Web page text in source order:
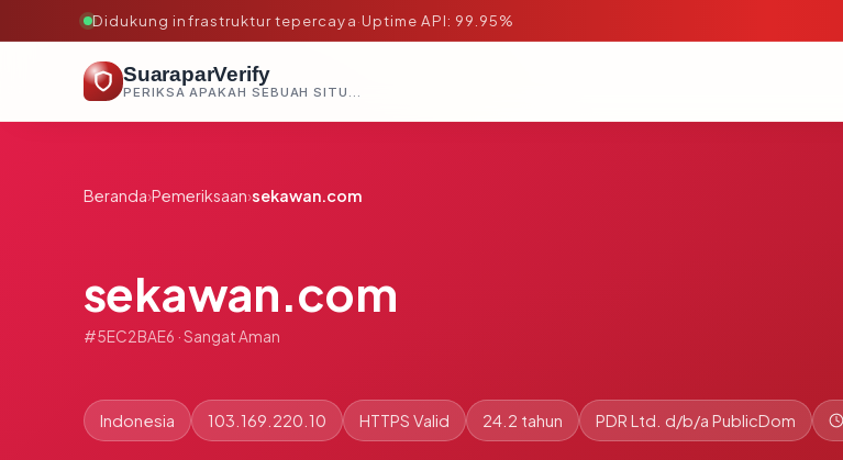
Didukung infrastruktur tepercaya·Uptime API: 99.95%
SuaraparVerify
PERIKSA APAKAH SEBUAH SITUS AMAN, TEPERCAYA, DAN TERVERIFIKASI DALAM HITUNGAN DETIK.
Beranda›Pemeriksaan›sekawan.com
sekawan.com
#5EC2BAE6 · Sangat Aman
Indonesia 103.169.220.10 HTTPS Valid 24.2 tahun PDR Ltd. d/b/a PublicDom